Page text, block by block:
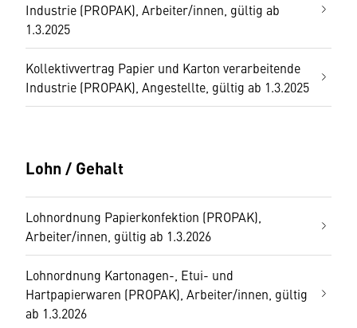
Industrie (PROPAK), Arbeiter/innen, gültig ab
1.3.2025
Kollektivvertrag Papier und Karton verarbeitende
Industrie (PROPAK), Angestellte, gültig ab 1.3.2025
Lohn / Gehalt
Lohnordnung Papierkonfektion (PROPAK),
Arbeiter/innen, gültig ab 1.3.2026
Lohnordnung Kartonagen-, Etui- und
Hartpapierwaren (PROPAK), Arbeiter/innen, gültig
ab 1.3.2026